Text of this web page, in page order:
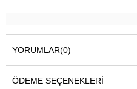
YORUMLAR(0)
ÖDEME SEÇENEKLERI